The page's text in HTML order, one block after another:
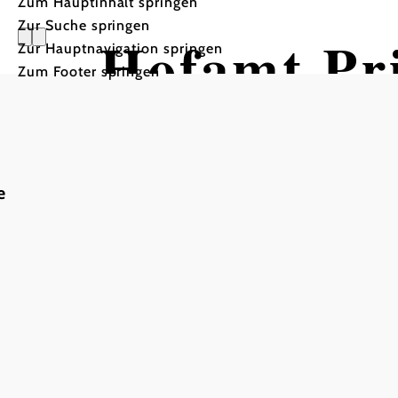
Zur Suche springen
Zur Hauptnavigation springen
Zum Footer springenHofamt